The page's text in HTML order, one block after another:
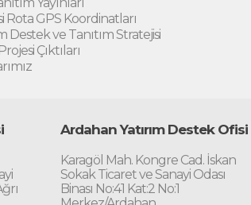
Rota GPS Koordinatları
Destek ve Tanıtım Stratejisi
Çıktıları
Ardahan Yatırım Destek Ofisi
Karagöl Mah. Kongre Cad. İskan
Sokak Ticaret ve Sanayi Odası
Binası No:41 Kat:2 No:1